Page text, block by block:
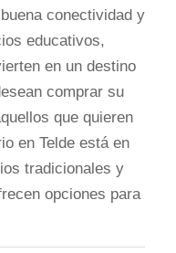
conectividad y
educativos,
en un destino
comprar su
que quieren
en Telde está en
tradicionales y
opciones para